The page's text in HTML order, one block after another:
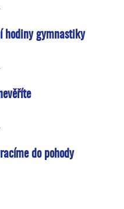
hodiny gymnastiky
do pohody